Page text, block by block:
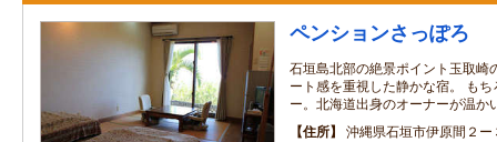
ペンションさっぽろ
石垣島北部の絶景ポイント玉取崎
ート感を重視した静かな宿。 も
ー。北海道出身のオーナーが温か
住所
沖縄県石垣市伊原間２ー